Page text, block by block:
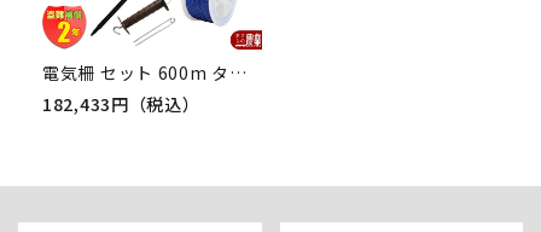
電気柵 セット 600m タイガー イノシシ・クマ対策 電気柵 タイガー 2段張 SA15DC 獣害対策商品 防獣商品 熊 いのしし 対策
182,433円（税込）